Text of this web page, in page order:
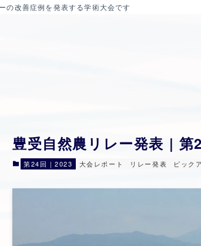
の改善症例を発表する学術大会です
豊受自然農リレー発表 | 第
第24回｜2023 大会レポート リレー発表 ピック